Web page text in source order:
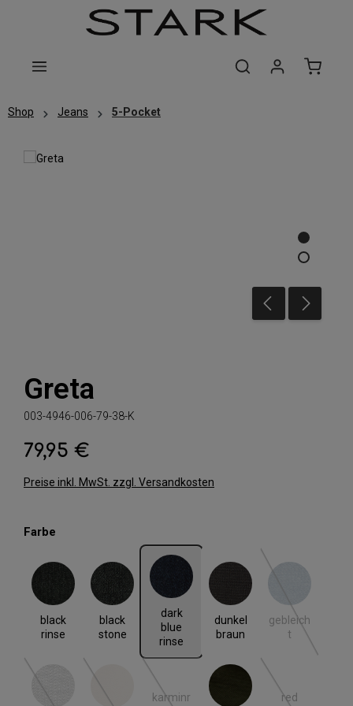
Zum Hauptinhalt springen
Shop Jeans 5-Pocket
Greta
003-4946-006-79-38-K
Regulärer Preis:
79,95 €
Preise inkl. MwSt. zzgl. Versandkosten
Farbe
black
rinse
black rinse
black
stone
black stone
dark
blue
rinse
dark blue rinse
dunkel
braun
dunkel braun
gebleich
t
gebleicht
(Diese
grey denim hell beige
karminr
khaki
red